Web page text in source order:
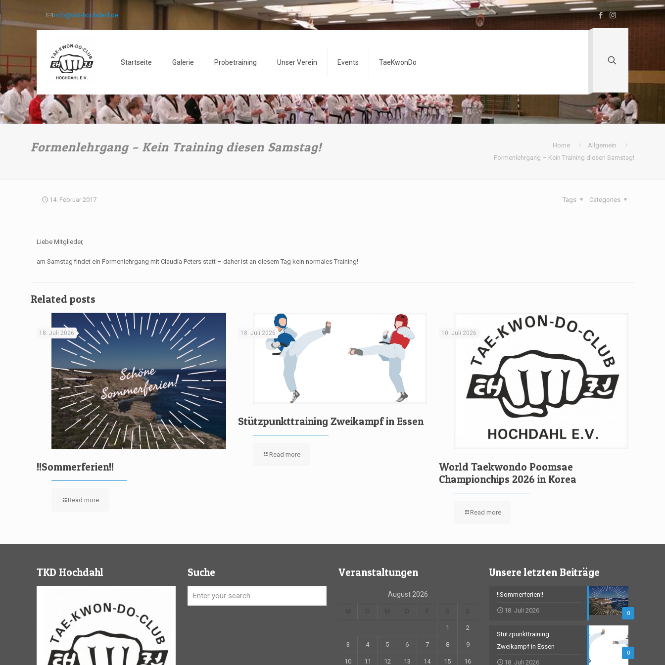
info@tkd-hochdahl.de
Startseite Galerie Probetraining Unser Verein Events TaeKwonDo
Formenlehrgang – Kein Training diesen Samstag! Home
Allgemein
Formenlehrgang – Kein Training diesen Samstag!
14. Februar 2017 Categories
Tags
Liebe Mitglieder,
am Samstag findet ein Formenlehrgang mit Claudia Peters statt – daher ist an diesem Tag kein normales Training!
Related posts
18. Juli 2026
!!Sommerferien!!
Read more
18. Juli 2026
Stützpunkttraining Zweikampf in Essen
Read more
10. Juli 2026
World Taekwondo Poomsae
Championchips 2026 in Korea
Read more
TKD Hochdahl Suche Veranstaltungen
August 2026
1 2
3 4 5 6 7 8 9
10 11 12 13 14 15 16
Unsere letzten Beiträge
0
!!Sommerferien!!
18. Juli 2026
0
Stützpunkttraining
Zweikampf in Essen
18. Juli 2026